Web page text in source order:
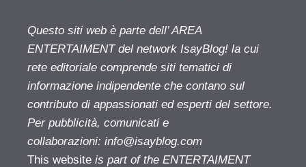
Questo siti web è parte dell’ AREA
ENTERTAIMENT del network IsayBlog! la cui
rete editoriale comprende siti tematici di
informazione indipendente che contano sul
contributo di appassionati ed esperti del settore.
Per pubblicità, comunicati e
collaborazioni: info@isayblog.com
This website is part of the ENTERTAIMENT